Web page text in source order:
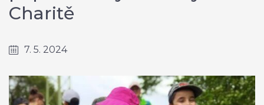
Charitě
7. 5. 2024